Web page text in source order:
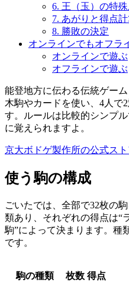
6. 王（玉）の特
7. あがりと得点
8. 勝敗の決定
オンラインでもオフラ
オンラインで遊ぶ
オフラインで遊ぶ
能登地方に伝わる伝統ゲー
木駒やカードを使い、4人で
す。ルールは比較的シンプ
に覚えられますよ。
京大ボドゲ製作所の公式スト
使う駒の構成
ごいたでは、全部で32枚の
類あり、それぞれの得点は“
駒”によって決まります。種
です。
駒の種類 枚数 得点